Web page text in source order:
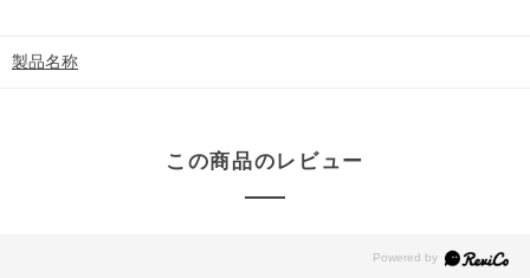
製品名称
この商品のレビュー